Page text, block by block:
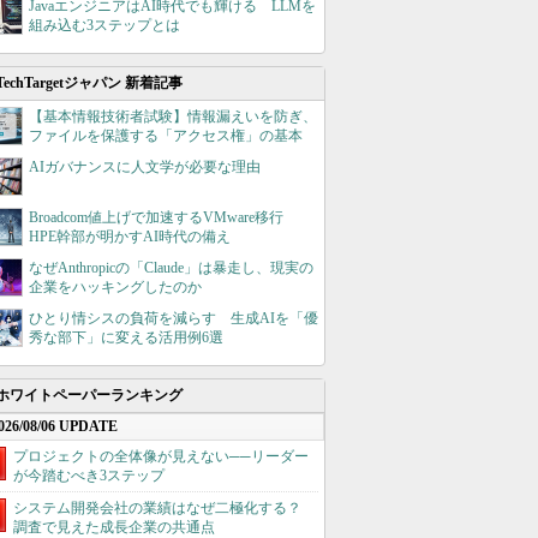
JavaエンジニアはAI時代でも輝ける LLMを
組み込む3ステップとは
ジャパン 新着記事
【基本情報技術者試験】情報漏えいを防ぎ、
ファイルを保護する「アクセス権」の基本
AIガバナンスに人文学が必要な理由
Broadcom値上げで加速するVMware移行
HPE幹部が明かすAI時代の備え
なぜAnthropicの「Claude」は暴走し、現実の
企業をハッキングしたのか
ひとり情シスの負荷を減らす 生成AIを「優
秀な部下」に変える活用例6選
ワイトペーパーランキング
08/06 UPDATE
プロジェクトの全体像が見えない──リーダー
が今踏むべき3ステップ
システム開発会社の業績はなぜ二極化する？
調査で見えた成長企業の共通点